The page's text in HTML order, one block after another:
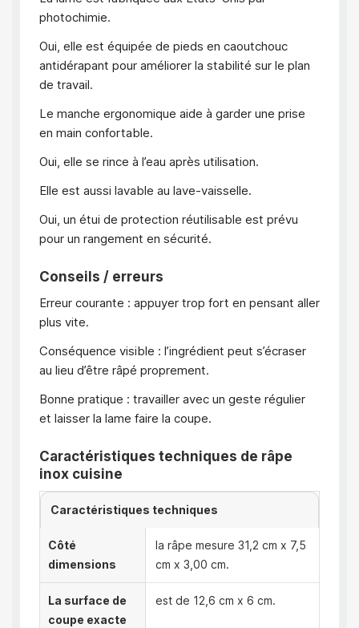
photochimie.
Oui, elle est équipée de pieds en caoutchouc
antidérapant pour améliorer la stabilité sur le plan
de travail.
Le manche ergonomique aide à garder une prise
en main confortable.
Oui, elle se rince à l’eau après utilisation.
Elle est aussi lavable au lave-vaisselle.
Oui, un étui de protection réutilisable est prévu
pour un rangement en sécurité.
Conseils / erreurs
Erreur courante : appuyer trop fort en pensant aller
plus vite.
Conséquence visible : l’ingrédient peut s’écraser
au lieu d’être râpé proprement.
Bonne pratique : travailler avec un geste régulier
et laisser la lame faire la coupe.
Caractéristiques techniques de râpe
inox cuisine
Caractéristiques techniques
Côté
dimensions
la râpe mesure 31,2 cm x 7,5
cm x 3,00 cm.
La surface de
coupe exacte
est de 12,6 cm x 6 cm.